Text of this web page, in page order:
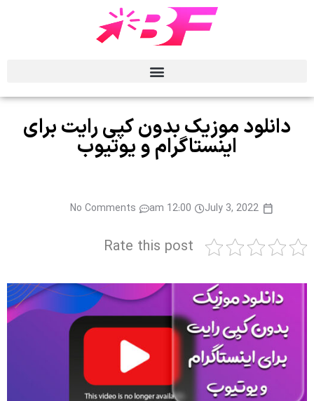
دانلود موزیک بدون کپی‌ رایت برای
اینستاگرام و یوتیوب
July 3, 2022
12:00 am
No Comments
Rate this post